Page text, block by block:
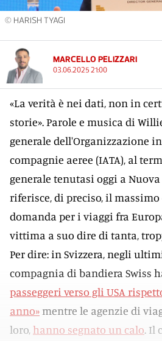
© HARISH TYAGI
MARCELLO PELIZZARI
03.06.2025 21:00
«La verità è nei dati, non in
storie». Parole e musica di
generale dell'Organizzazione
compagnie aeree (IATA), al
generale tenutasi oggi a Nuova
riferisce, di preciso, il massimo
domanda per i viaggi fra
vittima a suo dire di tanta,
Per dire: in Svizzera, negli
compagnia di bandiera Swiss
passeggeri verso gli USA
anno» mentre le agenzie di
loro,hanno segnato un calo. Il